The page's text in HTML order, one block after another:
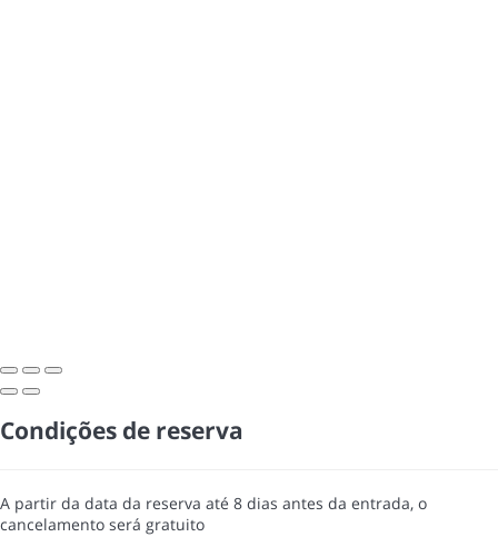
Condições de reserva
A partir da data da reserva até 8 dias antes da entrada, o
cancelamento será gratuito